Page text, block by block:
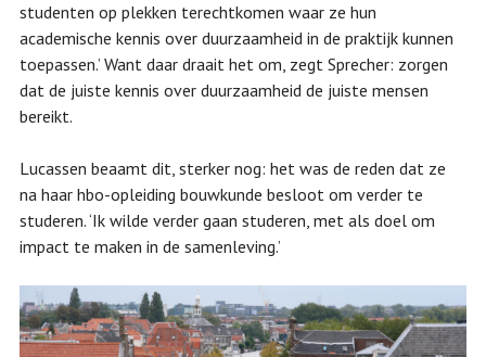
studenten op plekken terechtkomen waar ze hun
academische kennis over duurzaamheid in de praktijk kunnen
toepassen.’ Want daar draait het om, zegt Sprecher: zorgen
dat de juiste kennis over duurzaamheid de juiste mensen
bereikt.
Lucassen beaamt dit, sterker nog: het was de reden dat ze
na haar hbo-opleiding bouwkunde besloot om verder te
studeren. ‘Ik wilde verder gaan studeren, met als doel om
impact te maken in de samenleving.’